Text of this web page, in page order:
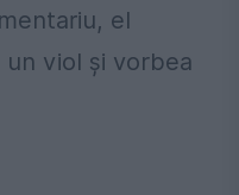
el
viol și vorbea